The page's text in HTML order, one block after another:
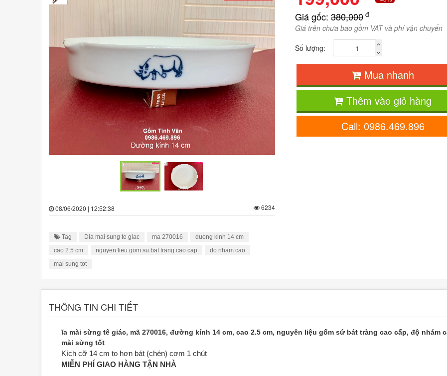
08/06/2020 | 12:52:38 6234
Tag Dia mai sung te giac ma 270016
duong kinh 14 cm
cao 2.5 cm
nguyen lieu gom su bat trang cao cap
do nham cao
mai sung tot
Giá gốc:380,000 đ
Giá trên chưa bao gồm VAT và phí vận chuyển
Số lượng:
Mua nhanh
Thêm vào giỏ hàng
Call: 0986.469.896
THÔNG TIN CHI TIẾT
ĩa mài sừng tê giác, mã 270016, đường kính 14 cm, cao 2.5 cm, nguyên liệu gốm sứ bát tràng cao cấp, độ nhám
mài sừng tốt
Kích cỡ 14 cm to hơn bát (chén) cơm 1 chút
MIỄN PHÍ GIAO HÀNG TẬN NHÀ